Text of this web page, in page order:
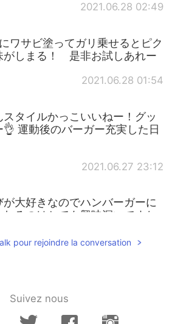
2021.06.28 02:49
ワサビ塗ってガリ乗せるとピク
がしまる！ 是非お試しあれー
2021.06.28 01:54
スタイルかっこいいねー！グッ
👌 運動後のバーガー充実した日
2021.06.27 23:12
が大好きなのでハンバーガーに
れるのはとても興味深いですね
さい😂
pour rejoindre la conversation
Suivez nous